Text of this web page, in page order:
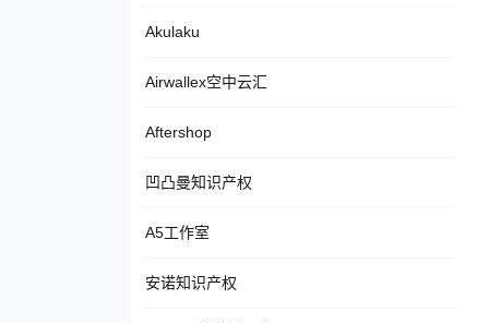
Akulaku
Airwallex空中云汇
Aftershop
凹凸曼知识产权
A5工作室
安诺知识产权